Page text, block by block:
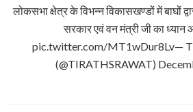
लोकसभा क्षेत्र के विभन्न विकासखण्डों में बाघों
सरकार एवं वन मंत्री जी का ध्यान
pic.twitter.com/MT1wDur8Lv—
(@TIRATHSRAWAT)